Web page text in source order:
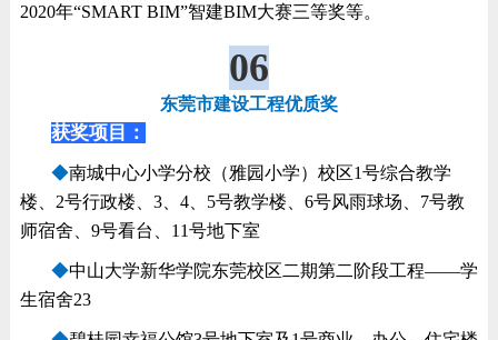
2020年“SMART BIM”智建BIM大赛三等奖等。
06
东莞市建设工程优质奖
获奖项目：
◆南城中心小学分校（雅园小学）校区1号综合教学
楼、2号行政楼、3、4、5号教学楼、6号风雨球场、7号教
师宿舍、9号看台、11号地下室
◆中山大学新华学院东莞校区二期第二阶段工程——学
生宿舍23